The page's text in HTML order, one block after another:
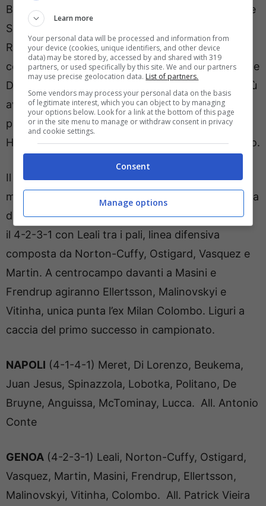
Beukema e Juan Jesus al centro con Di Lorenzo e
Spinazzola sugli esterni, con l’ex terzino della
Roma che giocherà al posto di Gutierrez. A
centrocampo inamovibile Lobotka, con Anguissa e
De Bruyne a supporto e McTominay e Politano più
avanzati, pronti ad affiancare Lorenzo Lucca che
partirà quindi dall’inizio. Solo panchina per
Hojlund, che potrebbe entrare nel secondo tempo.
Il Genoa di Vieira se la passa molto peggio, a
maggior ragione dopo la batosta in casa incassata
dalla Lazio di Sarri. I rossoblù si schiereranno con
il 4-2-3-1 con Leali tra i pali, linea difensiva
composta da Norton-Cuffy, Ostigard, Vasquez e
Martin. A centrocampo davanti a Masini e
Frendrup agiranno Ellertsson, Malinovskyi e
Vitinha, unica punta l’ex Milan Colombo. Liguri a
caccia del primo successo in campionato.
NAPOLI (4-1-4-1) Meret, Di Lorenzo, Beukema,
Juan Jesus, Spinazzola, Lobotka, Politano, De
Bruyne, Anguissa, McTominay, Lucca. All. Antonio
Conte
GENOA (4-2-3-1) Leali, Norton-Cuffy, Ostigard,
Vasquez, Martin, Masini, Frendrup, Ellertsson,
Malinovskyi, Vitinha, Colombo. All. Patrick Vieira
Learn more
Your personal data will be processed and information from
your device (cookies, unique identifiers, and other device
data) may be stored by, accessed by and shared with 319
partners, or used specifically by this site. We and our partners
may use precise geolocation data. List of partners.
Some vendors may process your personal data on the basis
of legitimate interest, which you can object to by managing
your options below. Look for a link at the bottom of this page
or in the site menu to manage or withdraw consent in privacy
and cookie settings.
Consent
Manage options